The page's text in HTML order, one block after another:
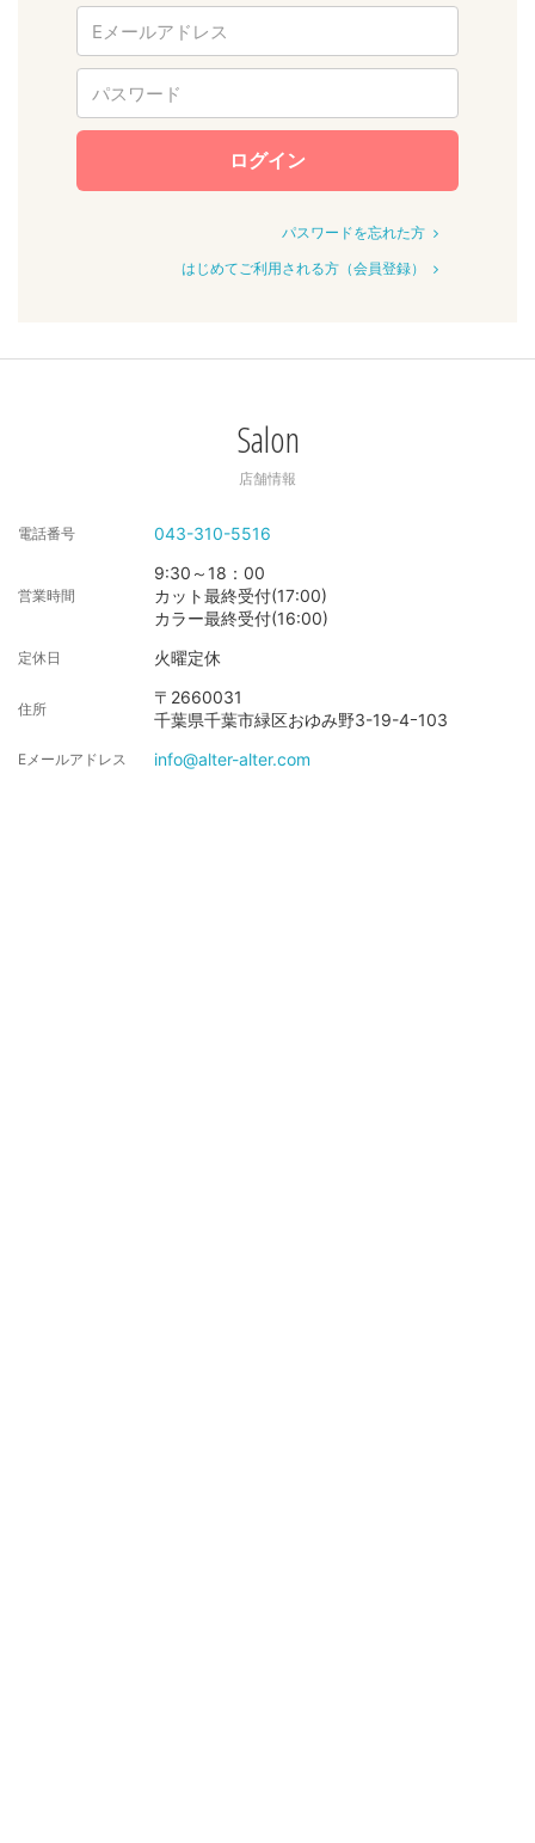
ログイン
パスワードを忘れた方
はじめてご利用される方（会員登録）
Salon
店舗情報
電話番号 043-310-5516
営業時間
9:30～18：00
カット最終受付(17:00)
カラー最終受付(16:00)
定休日 火曜定休
住所
〒2660031
千葉県千葉市緑区おゆみ野3-19-4ｰ103
Eメールアドレス info@alter-alter.com